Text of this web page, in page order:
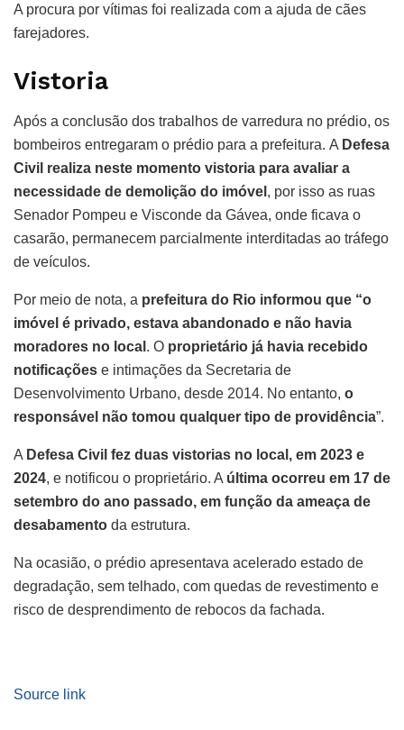
A procura por vítimas foi realizada com a ajuda de cães
farejadores.
Vistoria
Após a conclusão dos trabalhos de varredura no prédio, os
bombeiros entregaram o prédio para a prefeitura. A Defesa
Civil realiza neste momento vistoria para avaliar a
necessidade de demolição do imóvel , por isso as ruas
Senador Pompeu e Visconde da Gávea, onde ficava o
casarão, permanecem parcialmente interditadas ao tráfego
de veículos.
Por meio de nota, a prefeitura do Rio informou que “o
imóvel é privado, estava abandonado e não havia
moradores no local . O proprietário já havia recebido
notificações e intimações da Secretaria de
Desenvolvimento Urbano, desde 2014. No entanto, o
responsável não tomou qualquer tipo de providência”.
A Defesa Civil fez duas vistorias no local, em 2023 e
2024, e notificou o proprietário. A última ocorreu em 17 de
setembro do ano passado, em função da ameaça de
desabamento da estrutura.
Na ocasião, o prédio apresentava acelerado estado de
degradação, sem telhado, com quedas de revestimento e
risco de desprendimento de rebocos da fachada.
Source link